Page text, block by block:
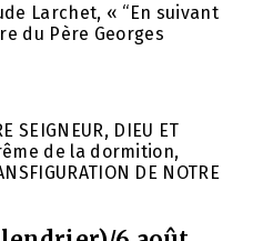
Larchet, « “En suivant
du Père Georges
SEIGNEUR, DIEU ET
de la dormition,
DE NOTRE